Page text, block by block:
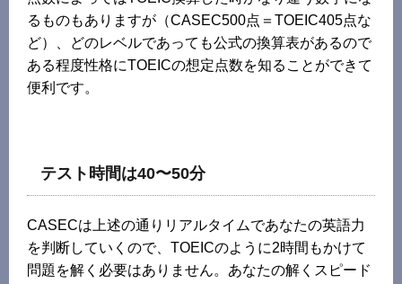
るものもありますが（CASEC500点＝TOEIC405点な
ど）、どのレベルであっても公式の換算表があるので
ある程度性格にTOEICの想定点数を知ることができて
便利です。
テスト時間は40〜50分
CASECは上述の通りリアルタイムであなたの英語力
を判断していくので、TOEICのように2時間もかけて
問題を解く必要はありません。あなたの解くスピード